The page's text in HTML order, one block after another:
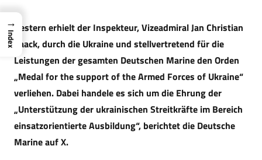
Gestern erhielt der Inspekteur, Vizeadmiral Jan Christian
Kaack, durch die Ukraine und stellvertretend für die
Leistungen der gesamten Deutschen Marine den Orden
„Medal for the support of the Armed Forces of Ukraine“
verliehen. Dabei handele es sich um die Ehrung der
„Unterstützung der ukrainischen Streitkräfte im Bereich
einsatzorientierte Ausbildung“, berichtet die Deutsche
Marine auf X.
→
Index